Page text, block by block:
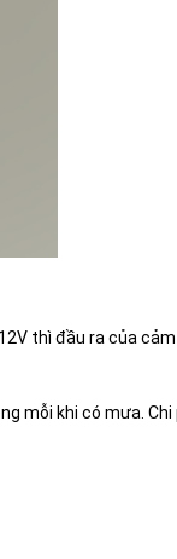
thì đầu ra của
mỗi khi có mưa.